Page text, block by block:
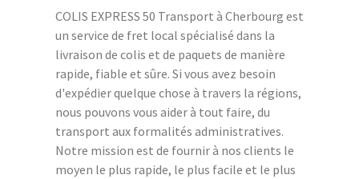
COLIS EXPRESS 50 Transport à Cherbourg est
un service de fret local spécialisé dans la
livraison de colis et de paquets de manière
rapide, fiable et sûre. Si vous avez besoin
d'expédier quelque chose à travers la régions,
nous pouvons vous aider à tout faire, du
transport aux formalités administratives.
Notre mission est de fournir à nos clients le
moyen le plus rapide, le plus facile et le plus